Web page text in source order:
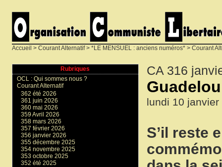
Accueil > Courant Alternatif> *LE MENSUEL : anciens numéros* > Courant
CA 316
lundi 10
S’il reste
Rubriques
OCL : Qui sommes nous ?
Courant Alternatif
362 été 2026
361 juin 2026
360 mai 2026
359 Avril 2026
358 mars 2026
357 février 2026
356 janvier 2026
355 décembre 2025
354 novembre 2025
353 octobre 2025
352 été 2025